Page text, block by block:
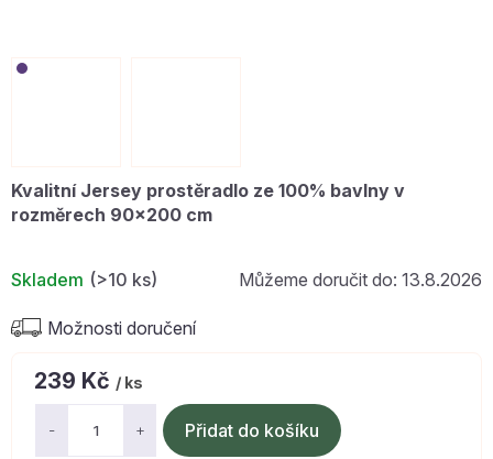
Kvalitní Jersey prostěradlo ze 100% bavlny v
rozměrech 90x200 cm
239 Kč / ks
Přidat do košíku
Skladem (>10 ks) 13.8.2026
Možnosti doručení